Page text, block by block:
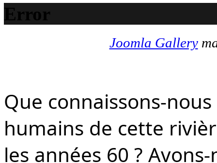
Error
Joomla Gallery
Que connaissons-
humains de cette
les années 60 ?